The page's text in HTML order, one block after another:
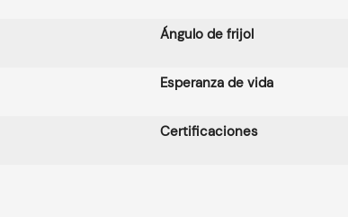
Ángulo de frijol
Esperanza de vida
Certificaciones